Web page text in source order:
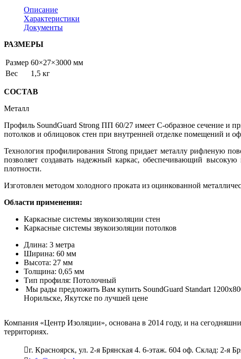
Описание
Характеристики
Документы
РАЗМЕРЫ
Размер 60×27×3000 мм
Вес
1,5 кг
СОСТАВ
Металл
Профиль SoundGuard Strong ПП 60/27 имеет С-образное сечение и
потолков и облицовок стен при внутренней отделке помещений и
Технология профилирования Strong придает металлу рифленую
позволяет создавать надежный каркас, обеспечивающий
плотности.
Изготовлен методом холодного проката из оцинкованной
Области применения:
Каркасные системы звукоизоляции стен
Каркасные системы звукоизоляции потолков
Длина: 3 метра
Ширина: 60 мм
Высота: 27 мм
Толщина: 0,65 мм
Тип профиля:
Мы рады предложить Вам купить SoundGuard Standart
Норильске, Якутске по лучшей цене
Компания «Центр Изоляции», основана в 2014 году, и на
территориях.
г. Красноярск, ул. 2-я Брянская 4. 6-этаж. 604 оф. Склад: 2-я